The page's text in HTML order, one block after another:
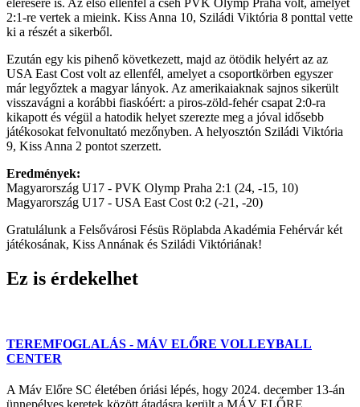
2:1-re vertek a mieink. Kiss Anna 10, Sziládi Viktória 8 ponttal vette
ki a részét a sikerből.
Ezután egy kis pihenő következett, majd az ötödik helyért az az
USA East Cost volt az ellenfél, amelyet a csoportkörben egyszer
már legyőztek a magyar lányok. Az amerikaiaknak sajnos sikerült
visszavágni a korábbi fiaskóért: a piros-zöld-fehér csapat 2:0-ra
kikapott és végül a hatodik helyet szerezte meg a jóval idősebb
játékosokat felvonultató mezőnyben. A helyosztón Sziládi Viktória
9, Kiss Anna 2 pontot szerzett.
Eredmények:
Magyarország U17 - PVK Olymp Praha 2:1 (24, -15, 10)
Magyarország U17 - USA East Cost 0:2 (-21, -20)
Gratulálunk a Felsővárosi Fésüs Röplabda Akadémia Fehérvár két
játékosának, Kiss Annának és Sziládi Viktóriának!
Ez is érdekelhet
TEREMFOGLALÁS - MÁV ELŐRE VOLLEYBALL
CENTER
A Máv Előre SC életében óriási lépés, hogy 2024. december 13-án